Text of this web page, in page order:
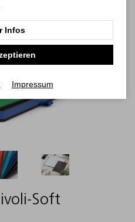
Soft
Infos
Impressum